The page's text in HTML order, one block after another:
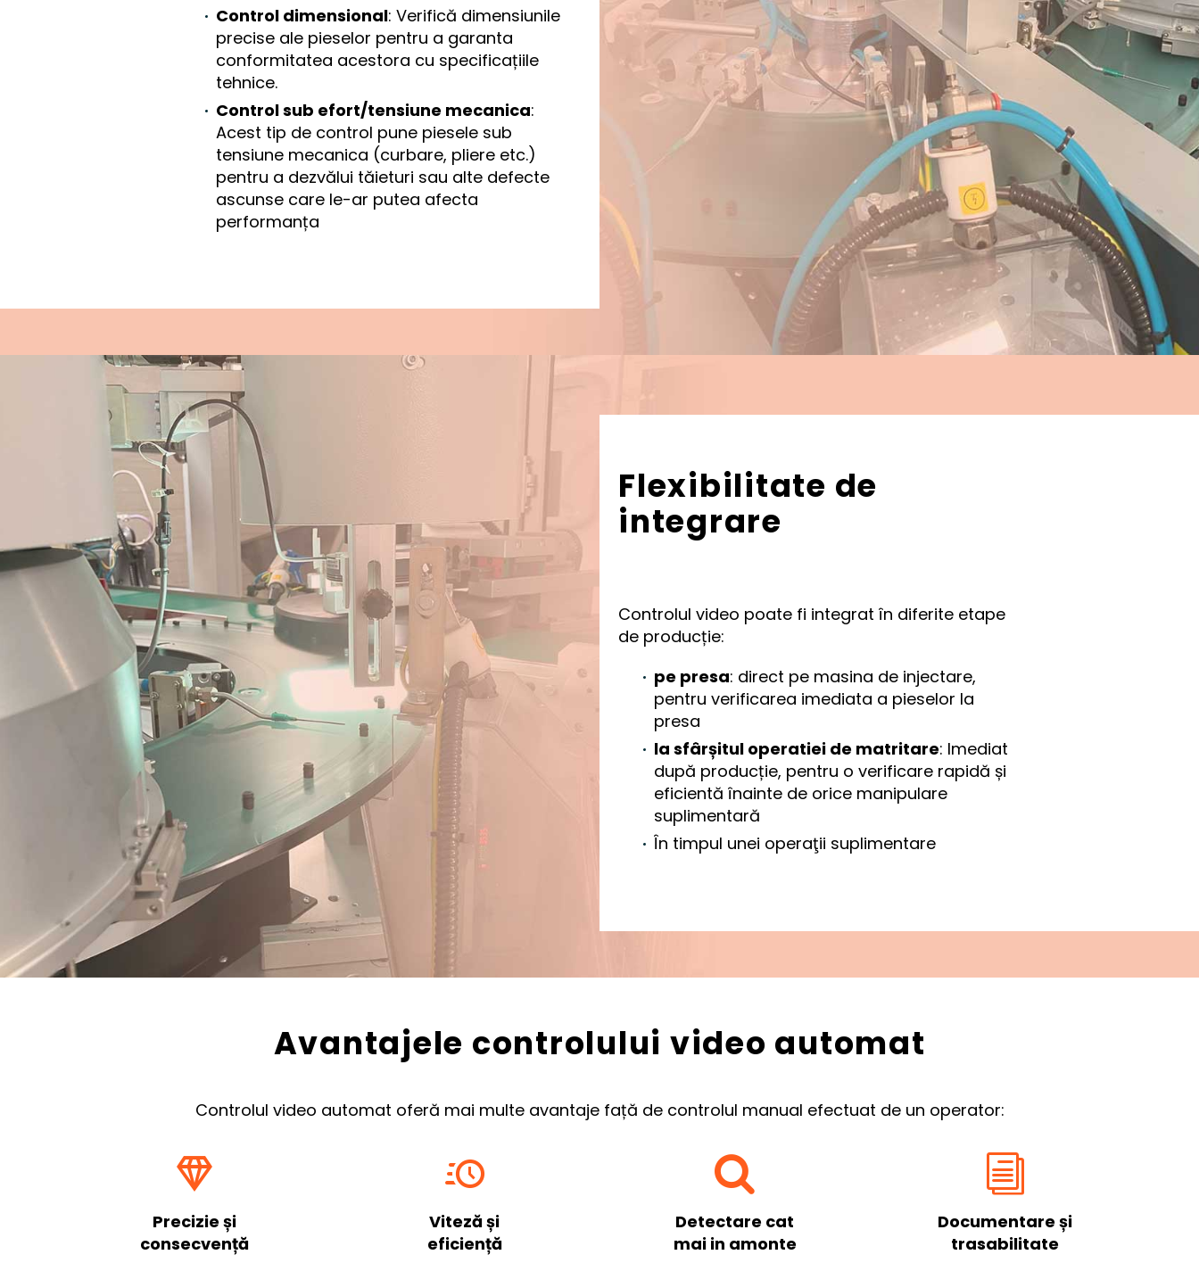
Control dimensional: Verifică dimensiunile
precise ale pieselor pentru a garanta
conformitatea acestora cu specificațiile
tehnice.
Control sub efort/tensiune mecanica:
Acest tip de control pune piesele sub
tensiune mecanica (curbare, pliere etc.)
pentru a dezvălui tăieturi sau alte defecte
ascunse care le-ar putea afecta
performanța
Flexibilitate de
integrare
Controlul video poate fi integrat în diferite etape
de producție:
pe presa: direct pe masina de injectare,
pentru verificarea imediata a pieselor la
presa
la sfârșitul operatiei de matritare: Imediat
după producție, pentru o verificare rapidă și
eficientă înainte de orice manipulare
suplimentară
În timpul unei operaţii suplimentare
Avantajele controlului video automat
Controlul video automat oferă mai multe avantaje față de controlul manual efectuat de un operator:


Precizie și
consecvență


Viteză și
eficiență


Detectare cat
mai in amonte
i
i
Documentare și
trasabilitate